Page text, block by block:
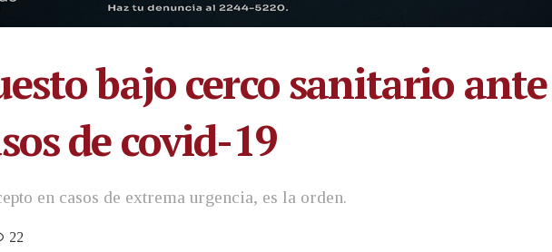
bajo cerco sanitario ante
de covid-19
en casos de extrema urgencia, es la orden.
22